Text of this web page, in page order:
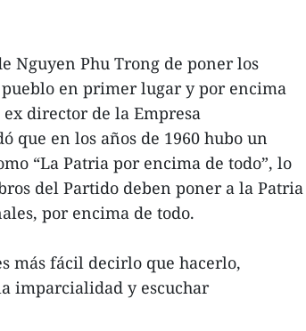
Nguyen Phu Trong de poner los
en primer lugar y por encima
director de la Empresa
que en los años de 1960 hubo un
“La Patria por encima de todo”, lo
del Partido deben poner a la Patria
por encima de todo.
más fácil decirlo que hacerlo,
imparcialidad y escuchar